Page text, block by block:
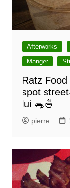
Afterworks
Manger
Ratz
spot
lui 🐀🍜
pierre